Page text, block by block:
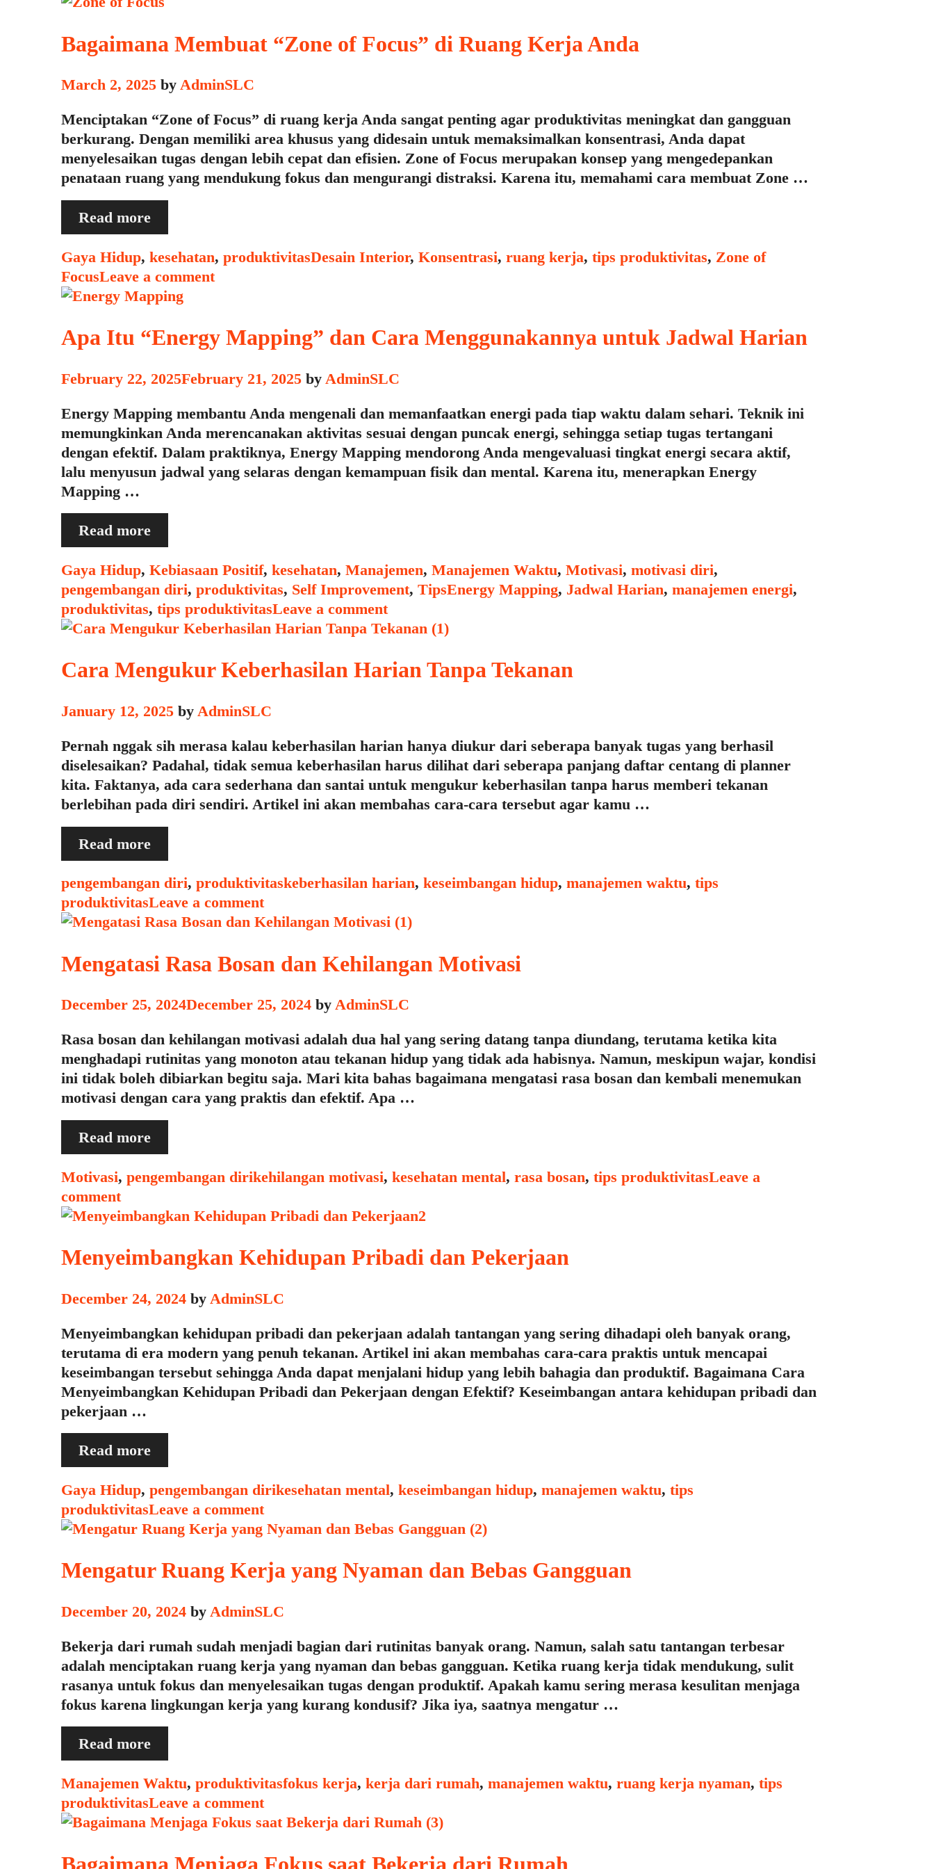
Bagaimana Membuat “Zone of Focus” di Ruang Kerja Anda
March 2, 2025 by AdminSLC
Menciptakan “Zone of Focus” di ruang kerja Anda sangat penting agar produktivitas meningkat dan gangguan
berkurang. Dengan memiliki area khusus yang didesain untuk memaksimalkan konsentrasi, Anda dapat
menyelesaikan tugas dengan lebih cepat dan efisien. Zone of Focus merupakan konsep yang mengedepankan
penataan ruang yang mendukung fokus dan mengurangi distraksi. Karena itu, memahami cara membuat Zone …
Read moreBagaimana
Membuat
“Zone
of
Focus”
Ruang
Anda
Categories
Gaya Hidup, kesehatan, produktivitasTags
Desain Interior, Konsentrasi, ruang kerja, tips produktivitas, Zone of
FocusLeave a comment
Apa Itu “Energy Mapping” dan Cara Menggunakannya untuk Jadwal Harian
February 22, 2025February 21, 2025 by AdminSLC
Energy Mapping membantu Anda mengenali dan memanfaatkan energi pada tiap waktu dalam sehari. Teknik ini
memungkinkan Anda merencanakan aktivitas sesuai dengan puncak energi, sehingga setiap tugas tertangani
dengan efektif. Dalam praktiknya, Energy Mapping mendorong Anda mengevaluasi tingkat energi secara aktif,
lalu menyusun jadwal yang selaras dengan kemampuan fisik dan mental. Karena itu, menerapkan Energy
Mapping …
Read moreApa
Itu
“Energy
Mapping”
dan
Cara
untuk
Jadwal
Harian
Categories
Gaya Hidup, Kebiasaan Positif, kesehatan, Manajemen, Manajemen Waktu, Motivasi, motivasi diri,
pengembangan diri, produktivitas, Self Improvement, TipsTags
Energy Mapping, Jadwal Harian, manajemen energi,
produktivitas, tips produktivitasLeave a comment
Cara Mengukur Keberhasilan Harian Tanpa Tekanan
January 12, 2025 by AdminSLC
Pernah nggak sih merasa kalau keberhasilan harian hanya diukur dari seberapa banyak tugas yang berhasil
diselesaikan? Padahal, tidak semua keberhasilan harus dilihat dari seberapa panjang daftar centang di planner
kita. Faktanya, ada cara sederhana dan santai untuk mengukur keberhasilan tanpa harus memberi tekanan
berlebihan pada diri sendiri. Artikel ini akan membahas cara-cara tersebut agar kamu …
Read moreCara
Mengukur
Keberhasilan
Harian
Tanpa
Categories
pengembangan diri, produktivitasTags
keberhasilan harian, keseimbangan hidup, manajemen waktu, tips
produktivitasLeave a comment
Mengatasi Rasa Bosan dan Kehilangan Motivasi
December 25, 2024December 25, 2024 by AdminSLC
Rasa bosan dan kehilangan motivasi adalah dua hal yang sering datang tanpa diundang, terutama ketika kita
menghadapi rutinitas yang monoton atau tekanan hidup yang tidak ada habisnya. Namun, meskipun wajar, kondisi
ini tidak boleh dibiarkan begitu saja. Mari kita bahas bagaimana mengatasi rasa bosan dan kembali menemukan
motivasi dengan cara yang praktis dan efektif. Apa …
Read moreMengatasi
Rasa
Bosan
Kehilangan
Categories
Motivasi, pengembangan diriTags
kehilangan motivasi, kesehatan mental, rasa bosan, tips produktivitasLeave a
comment
Menyeimbangkan Kehidupan Pribadi dan Pekerjaan
December 24, 2024 by AdminSLC
Menyeimbangkan kehidupan pribadi dan pekerjaan adalah tantangan yang sering dihadapi oleh banyak orang,
terutama di era modern yang penuh tekanan. Artikel ini akan membahas cara-cara praktis untuk mencapai
keseimbangan tersebut sehingga Anda dapat menjalani hidup yang lebih bahagia dan produktif. Bagaimana Cara
Menyeimbangkan Kehidupan Pribadi dan Pekerjaan dengan Efektif? Keseimbangan antara kehidupan pribadi dan
pekerjaan …
Read moreMenyeimbangkan
Kehidupan
Pribadi
dan
Pekerjaan
Categories
Gaya Hidup, pengembangan diriTags
kesehatan mental, keseimbangan hidup, manajemen waktu, tips
produktivitasLeave a comment
Mengatur Ruang Kerja yang Nyaman dan Bebas Gangguan
December 20, 2024 by AdminSLC
Bekerja dari rumah sudah menjadi bagian dari rutinitas banyak orang. Namun, salah satu tantangan terbesar
adalah menciptakan ruang kerja yang nyaman dan bebas gangguan. Ketika ruang kerja tidak mendukung, sulit
rasanya untuk fokus dan menyelesaikan tugas dengan produktif. Apakah kamu sering merasa kesulitan menjaga
fokus karena lingkungan kerja yang kurang kondusif? Jika iya, saatnya mengatur …
Read moreMengatur
Ruang
Kerja
yang
Nyaman
Bebas
Categories
Manajemen Waktu, produktivitasTags
fokus kerja, kerja dari rumah, manajemen waktu, ruang kerja nyaman, tips
produktivitasLeave a comment
Bagaimana Menjaga Fokus saat Bekerja dari Rumah